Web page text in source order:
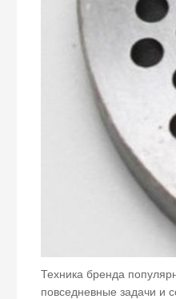
Техника бренда
повседневные задачи и